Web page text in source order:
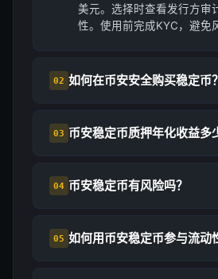
美元。选择时查看发行方审
性。使用前完成KYC，避免
02 如何在币安安全购买稳定币？
03 币安稳定币质押年化收益多
04 币安稳定币有风险吗？
05 如何用币安稳定币参与流动